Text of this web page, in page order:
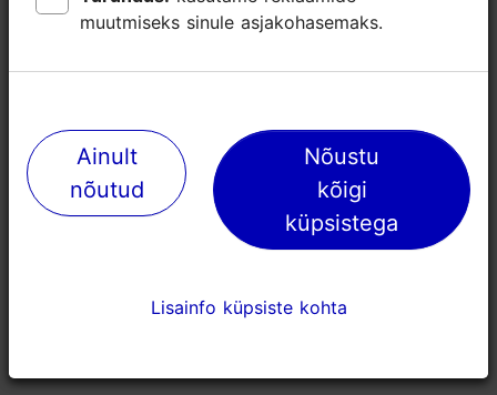
muutmiseks sinule asjakohasemaks.
Ainult
nõutud
Nõustu
kõigi
küpsistega
Lisainfo küpsiste kohta
muutmiseks sinule asjakohasemaks.
Ainult
nõutud
Nõustu
kõigi
küpsistega
Lisainfo küpsiste kohta